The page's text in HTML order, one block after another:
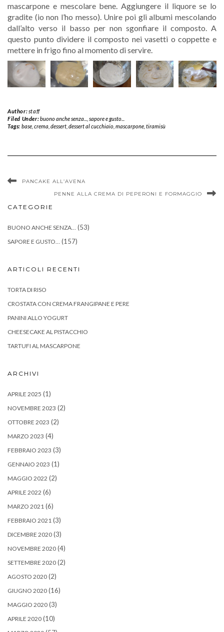
mascarpone e mescolare bene. Aggiungere il liquore se lo
gradite (io non l’ho messo). Unire poi gli albumi mescolando
dall’alto verso il basso per non sgonfiare il composto. A
questo punto dividere il composto nei vasetti o coppette e
mettere in frigo fino al momento di servire.
Author:staff
Filed Under:buono anche senza...
sapore e gusto...
Tags: base, crema dessert, dessert al cucchiaio, mascarpone, tiramisù
PANCAKE ALL’AVENA
PENNE ALLA CREMA DI PEPERONI E FORMAGGIO
CATEGORIE
BUONO ANCHE SENZA… (53)
SAPORE E GUSTO… (157)
ARTICOLI RECENTI
TORTA DI RISO
CROSTATA CON CREMA FRANGIPANE E PERE
PANINI ALLO YOGURT
CHEESECAKE AL PISTACCHIO
TARTUFI AL MASCARPONE
ARCHIVI
APRILE 2025 (1)
NOVEMBRE 2023 (2)
OTTOBRE 2023 (2)
MARZO 2023 (4)
FEBBRAIO 2023 (3)
GENNAIO 2023 (1)
MAGGIO 2022 (2)
APRILE 2022 (6)
MARZO 2021 (6)
FEBBRAIO 2021 (3)
DICEMBRE 2020 (3)
NOVEMBRE 2020 (4)
SETTEMBRE 2020 (2)
AGOSTO 2020 (2)
GIUGNO 2020 (16)
MAGGIO 2020 (3)
APRILE 2020 (10)